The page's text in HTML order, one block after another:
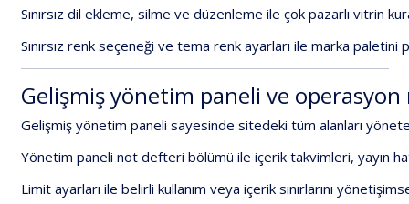
Sınırsız dil ekleme, silme ve düzenleme ile çok pazarlı vitrin
Sınırsız renk seçeneği ve tema renk ayarları ile marka paletini
Gelişmişyönetim paneli ve operasyon
Gelişmiş yönetim paneli sayesinde sitedeki tüm alanları
Yönetim paneli not defteri bölümü ile içerik takvimleri, yayın
Limit ayarları ile belirli kullanım veya içerik sınırlarını